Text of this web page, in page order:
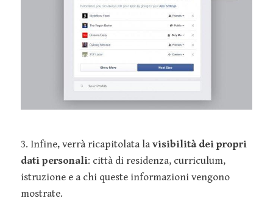
3. Infine, verrà ricapitolata la visibilità dei propri
dati personali: città di residenza, curriculum,
istruzione e a chi queste informazioni vengono
mostrate.